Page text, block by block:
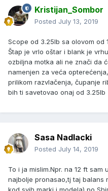
Kristijan_Sombor
Posted July 13, 2019
Scope od 3.25lb sa olovom od
Štap je vrlo oštar i blank je
ozbiljna motka ali ne znači da
namenjen za veća
prilikom razvlačenja, čupanje
bih ti savetovao onaj od 3.25lb
Sasa Nadlacki
Posted July 14, 2019
To i ja mislim.Npr. na 12 ft
najbolje pronasao,tj taj balans